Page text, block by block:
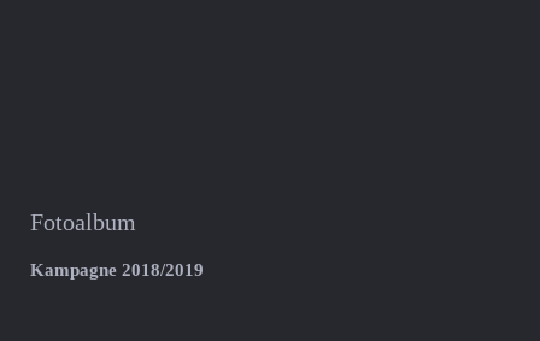
Fotoalbum
Kampagne 2018/2019